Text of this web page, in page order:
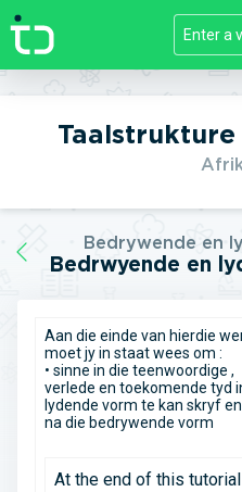
//]]>
Taalstrukture
Bedrywende en
Bedrwyende en
Aan die einde van hierdie
moet jy in staat wees om :
• sinne in die teenwoordige ,
verlede en toekomende tyd
lydende vorm te kan skryf
na die bedrywende vorm
At the end of this